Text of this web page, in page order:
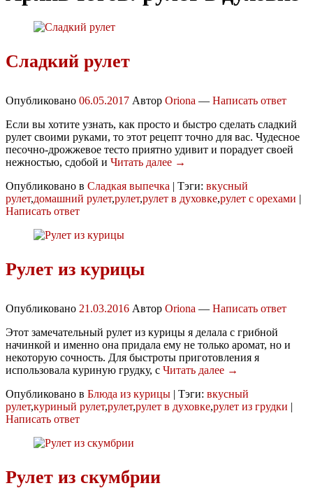
Сладкий рулет
Опубликовано 06.05.2017 Автор Oriona — Написать ответ
Если вы хотите узнать, как просто и быстро сделать сладкий
рулет своими руками, то этот рецепт точно для вас. Чудесное
песочно-дрожжевое тесто приятно удивит и порадует своей
нежностью, сдобой и Читать далее →
Опубликовано в Сладкая выпечка | Тэги: вкусный
рулет,домашний рулет,рулет,рулет в духовке,рулет с орехами |
Написать ответ
Рулет из курицы
Опубликовано 21.03.2016 Автор Oriona — Написать ответ
Этот замечательный рулет из курицы я делала с грибной
начинкой и именно она придала ему не только аромат, но и
некоторую сочность. Для быстроты приготовления я
использовала куриную грудку, с Читать далее →
Опубликовано в Блюда из курицы | Тэги: вкусный
рулет,куриный рулет,рулет,рулет в духовке,рулет из грудки |
Написать ответ
Рулет из скумбрии